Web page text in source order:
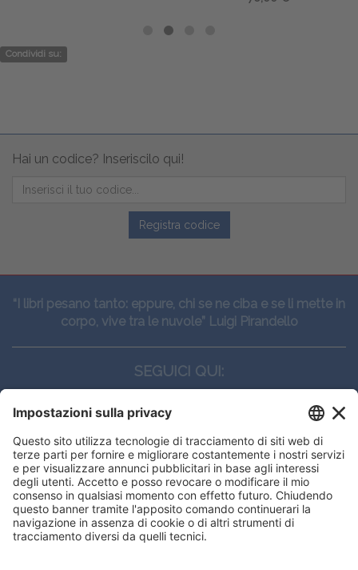
Condividi su:
Hai un codice? Inseriscilo qui!
Registra codice
“I libri pesano tanto: eppure, chi se ne ciba e se li mette in
corpo, vive tra le nuvole” Luigi Pirandello
SEGUICI QUI:
CONTATTI
Edi.Ermes srl
Viale E. Forlanini, 21 - 20134, Milano
(+39)027021121
E-mail:eeinfo@eenet.it